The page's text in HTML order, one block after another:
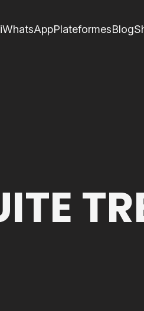
WhatsAppPlateformesBlog